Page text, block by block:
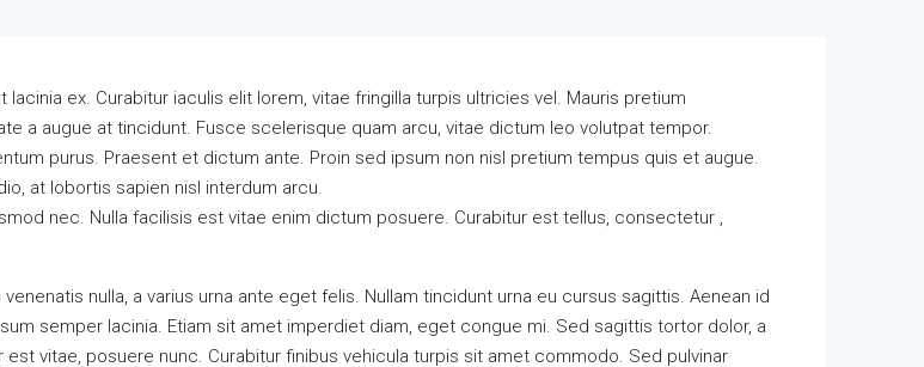
ex. Curabitur iaculis elit lorem, vitae fringilla turpis ultricies vel. Mauris pretium
a augue at tincidunt. Fusce scelerisque quam arcu, vitae dictum leo volutpat tempor.
purus. Praesent et dictum ante. Proin sed ipsum non nisl pretium tempus quis et augue.
at lobortis sapien nisl interdum arcu.
nec. Nulla facilisis est vitae enim dictum posuere. Curabitur est tellus, consectetur ,
nulla, a varius urna ante eget felis. Nullam tincidunt urna eu cursus sagittis. Aenean id
semper lacinia. Etiam sit amet imperdiet diam, eget congue mi. Sed sagittis tortor dolor, a
vitae, posuere nunc. Curabitur finibus vehicula turpis sit amet commodo. Sed pulvinar